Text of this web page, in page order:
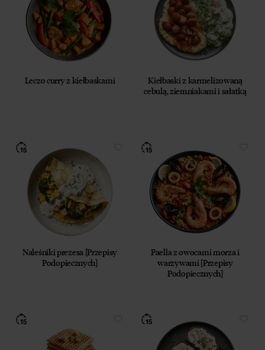
zgodę na przetwarzanie moich danych osobowych
w celu prowadzenia marketingu bezpośredniego
drogą elektroniczną, zgodnie z art. 6 ust. 1 lit a RODO,
a także komunikację/przesyłanie informacji
handlowych drogą elektroniczną, zgodnie z art. 398
ustawy Prawo komunikacji elektronicznej z dnia
prowadzenia marketingu bezpośredniego drogą
elektroniczną za pośrednictwem wiadomości e‑mail,
Przyjmuję do wiadomości, że przysługuje mi prawo
do wycofania powyższej zgody w każdym czasie.
Zobacz, jak przetwarzamy Twoje dane osobowe.
Zapoznaj się z naszą
Polityką prywatnościRespo
Leczo curry z kiełbaskami
Kiełbaski z karmelizowaną
cebulą, ziemniakami i sałatką
Naleśniki prezesa [Przepisy
Podopiecznych]
Paella z owocami morza i
warzywami [Przepisy
Podopiecznych]